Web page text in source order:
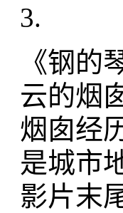
3.
《钢
云的烟
烟囱经
是城市
影片末